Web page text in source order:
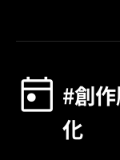
#創
化